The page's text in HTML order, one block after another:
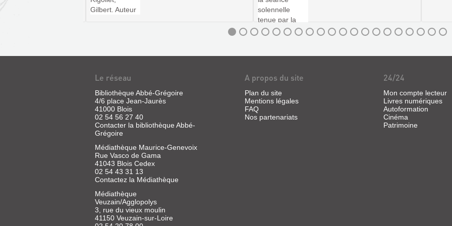
SUR
LA
CONSTRUCTION
DE
SAINT-
PHILIBERT
...
Livre
Lesueur,
Société
d'Etudes
médiévales,
Le réseau
Bibliothèque Abbé-Grégoire
4/6 place Jean-Jaurès
41000 Blois
02 54 56 27 40
Contacter la bibliothèque Abbé-
Grégoire
Médiathèque Maurice-Genevoix
Rue Vasco de Gama
41043 Blois Cedex
02 54 43 31 13
Contactez la Médiathèque
Médiathèque
Veuzain/Agglopolys
3, rue du vieux moulin
41150 Veuzain-sur-Loire
A propos du site
Plan du site
Mentions légales
FAQ
Nos partenariats
24/24
Mon compte lecteur
Livres numériques
Autoformation
Cinéma
Patrimoine